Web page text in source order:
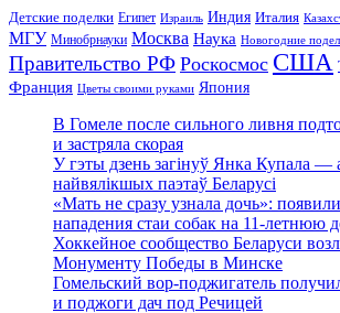
Детские поделки Египет Израиль Индия Италия
МГУ Минобрнауки Москва Наука Новогодние
Правительство РФ Роскосмос США
Франция Цветы своими руками Япония
В Гомеле после сильного ливня
и застряла скорая
У гэты дзень загінуў Янка Купала —
найвялікшых паэтаў Беларусі
«Мать не сразу узнала дочь»:
нападения стаи собак на 11-летнюю
Хоккейное сообщество Беларуси
Монументу Победы в Минске
Гомельский вор-поджигатель
и поджоги дач под Речицей